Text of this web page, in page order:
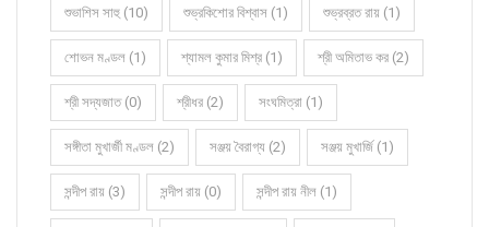
শুভাশিস সাহু (10) শুভ্রকিশোর বিশ্বাস (1) শুভ্রব্রত রায় (1)
শোভন মণ্ডল (1) শ্যামল কুমার মিশ্র (1) শ্রী অমিতাভ কর (2)
শ্রী সদ্যজাত (0) শ্রীধর (2) সংঘমিত্রা (1)
সঙ্গীতা মুখার্জী মণ্ডল (2) সঞ্জয় বৈরাগ্য (2) সঞ্জয় মুখার্জি (1)
সন্দীপ রায় (3) সন্দীপ রায় (0) সন্দীপ রায় নীল (1)